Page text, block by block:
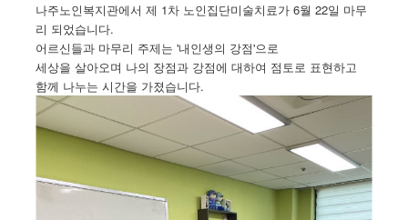
나주노인복지관에서 제 1차 노인집단미술치료가 6월 22일 마무
리 되었습니다.
어르신들과 마무리 주제는 '내인생의 강점'으로
세상을 살아오며 나의 장점과 강점에 대하여 점토로 표현하고
함께 나누는 시간을 가졌습니다.